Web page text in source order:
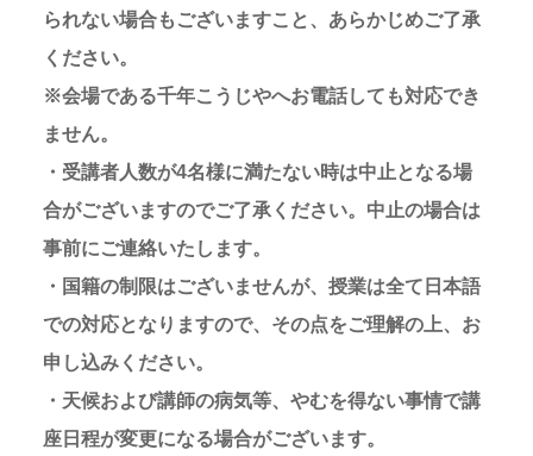
られない場合もございますこと、あらかじめご了承
ください。
※会場である千年こうじやへお電話しても対応でき
ません。
・受講者人数が4名様に満たない時は中止となる場
合がございますのでご了承ください。中止の場合は
事前にご連絡いたします。
・国籍の制限はございませんが、授業は全て日本語
での対応となりますので、その点をご理解の上、お
申し込みください。
・天候および講師の病気等、やむを得ない事情で講
座日程が変更になる場合がございます。